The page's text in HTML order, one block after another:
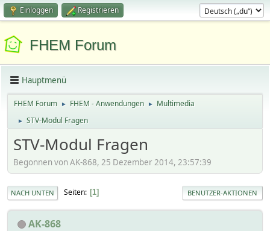
Einloggen Registrieren
FHEM Forum
Hauptmenü
FHEM Forum ► FHEM - Anwendungen ► Multimedia
► STV-Modul Fragen
STV-Modul Fragen
Begonnen von AK-868, 25 Dezember 2014, 23:57:39
NACH UNTEN Seiten 1 BENUTZER-AKTIONEN
AK-868